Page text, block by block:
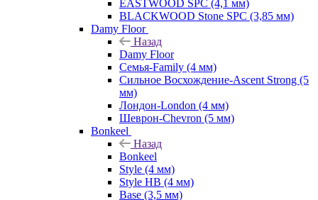
EASTWOOD SPC (4,1 мм)
BLACKWOOD Stone SPC (3,85 мм)
Damy Floor
Назад
Damy Floor
Семья-Family (4 мм)
Сильное Восхождение-Ascent Strong (5
мм)
Лондон-London (4 мм)
Шеврон-Chevron (5 мм)
Bonkeel
Назад
Bonkeel
Style (4 мм)
Style HB (4 мм)
Base (3,5 мм)